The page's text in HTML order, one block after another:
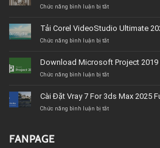
Chức năng bình luận bị tắtở
nội
thất
tín,
giá
lượng
Tải Corel VideoStudio Ultimate
Chức năng bình luận bị tắtở
VideoStudio
Ultimate
Link
GG
Download Microsoft Project 2019
Chức năng bình luận bị tắtở
Project
2019
Cài Đặt Vray 7 For 3ds Max 2025
Chức năng bình luận bị tắtở
FANPAGE